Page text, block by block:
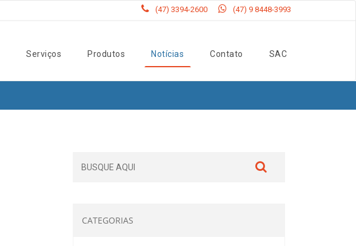
(47) 3394-2600 (47) 9 8448-3993
Serviços Produtos Notícias Contato SAC
CATEGORIAS